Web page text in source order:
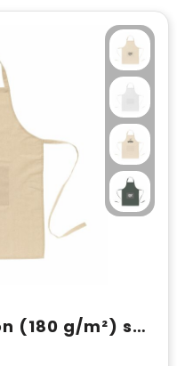
Cocina Organic Cotton (180 g/m²) schort